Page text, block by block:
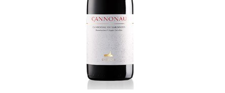
FRIULI-VENEZIA GIULIA